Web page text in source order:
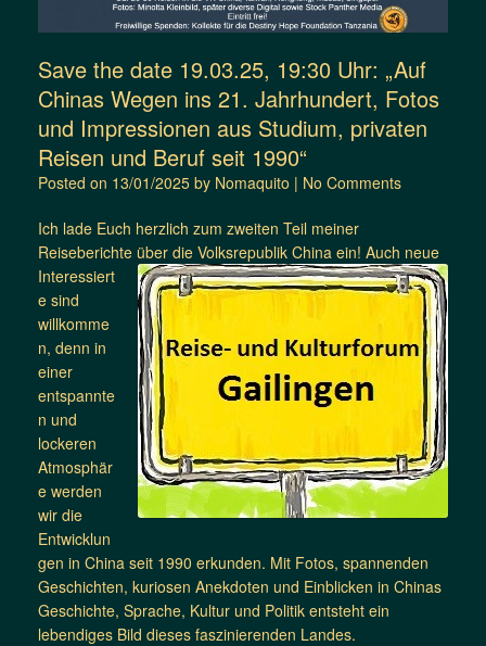
Save the date 19.03.25, 19:30 Uhr: „Auf
Chinas Wegen ins 21. Jahrhundert, Fotos
und Impressionen aus Studium, privaten
Reisen und Beruf seit 1990“
Posted on 13/01/2025 by Nomaquito | No Comments
Ich lade Euch herzlich zum zweiten Teil meiner
Reiseberichte über die Volksrepublik China ein! Auch neue
Interessiert
e sind
willkomme
n, denn in
einer
entspannte
n und
lockeren
Atmosphär
e werden
wir die
Entwicklun
gen in China seit 1990 erkunden. Mit Fotos, spannenden
Geschichten, kuriosen Anekdoten und Einblicken in Chinas
Geschichte, Sprache, Kultur und Politik entsteht ein
lebendiges Bild dieses faszinierenden Landes.